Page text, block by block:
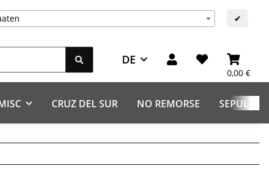
✔
DE
0,00 €
CRUZ DEL SUR NO REMORSE